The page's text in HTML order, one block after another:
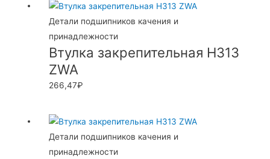
Детали подшипников качения и
принадлежности
Втулка закрепительная H313
ZWA
266,47₽
Детали подшипников качения и
принадлежности